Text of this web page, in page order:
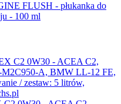
FLUSH - płukanka do
- 100 ml